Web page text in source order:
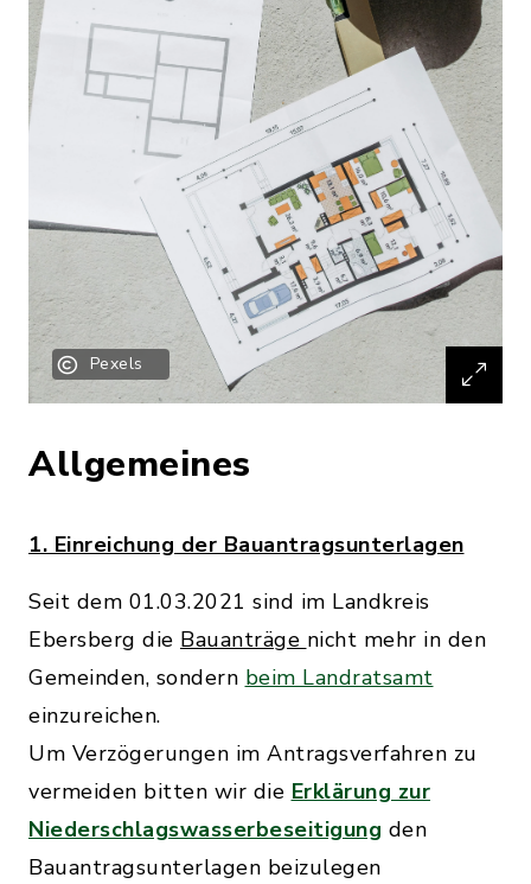
Pexels
Allgemeines
1. Einreichung der Bauantragsunterlagen
Seit dem 01.03.2021 sind im Landkreis
Ebersberg die Bauanträge nicht mehr in den
Gemeinden, sondern beim Landratsamt
einzureichen.
Um Verzögerungen im Antragsverfahren zu
vermeiden bitten wir die Erklärung zur
Niederschlagswasserbeseitigung den
Bauantragsunterlagen beizulegen